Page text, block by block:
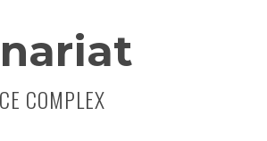
COMPLEX